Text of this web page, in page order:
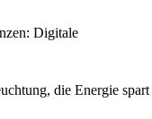
Digitale
die Energie spart